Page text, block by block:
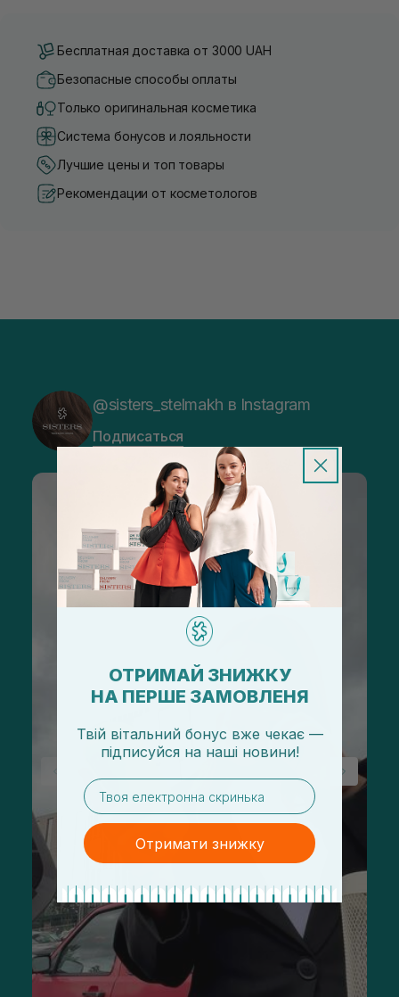
Бесплатная доставка от 3000 UAH
Безопасные способы оплаты
Только оригинальная косметика
Система бонусов и лояльности
Лучшие цены и топ товары
Рекомендации от косметологов
@sisters_stelmakh в Instagram
Подписаться
ОТРИМАЙ ЗНИЖКУ
НА ПЕРШЕ ЗАМОВЛЕНЯ
Твій вітальний бонус вже чекає —
підписуйся на наші новини!
email
Отримати знижку